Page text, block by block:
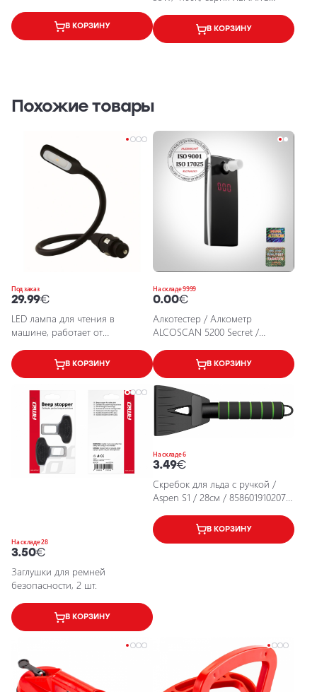
В КОРЗИНУ В КОРЗИНУ
Похожие товары
Под заказ
29.99€
LED лампа для чтения в
машине, работает от
IP20, Onyx Copilot
В КОРЗИНУ
На складе 9999
0.00€
Алкотестер / Алкометр
ALCOSCAN 5200 Secret /
В КОРЗИНУ
На складе 28
3.50€
Заглушки для ремней
безопасности, 2 шт.
В КОРЗИНУ
На складе 6
3.49€
Скребок для льда с ручкой /
Aspen S1 / 28см / 8586019102079
В КОРЗИНУ